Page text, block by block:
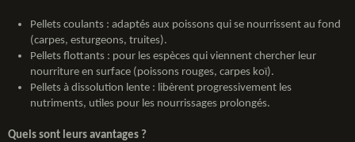
Pellets coulants : adaptés aux poissons qui se nourrissent au fond
(carpes, esturgeons, truites).
Pellets flottants : pour les espèces qui viennent chercher leur
nourriture en surface (poissons rouges, carpes koï).
Pellets à dissolution lente : libèrent progressivement les
nutriments, utiles pour les nourrissages prolongés.
Quels sont leurs avantages ?